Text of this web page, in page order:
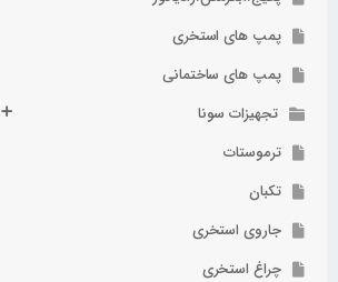
پمپ های استخری
پمپ های ساختمانی
تجهیزات سونا
ترموستات
تکبان
جاروی استخری
چراغ استخری